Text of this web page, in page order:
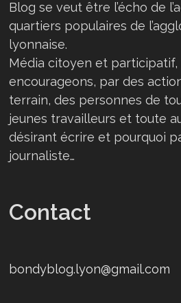
Blog se veut être l’écho de
quartiers populaires de
lyonnaise.
Média citoyen et participatif,
encourageons, par des
terrain, des personnes de
jeunes travailleurs et toute
désirant écrire et pourquoi
journaliste…
Contact
bondyblog.lyon@gmail.com